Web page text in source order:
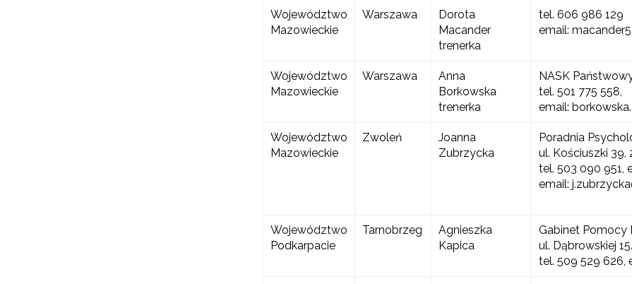
Województwo
Mazowieckie
Warszawa
Dorota
Macander
trenerka
tel. 606 986 129
email:
Województwo
Mazowieckie
Warszawa
Anna
Borkowska
trenerka
NASK
tel. 501 775 558,
email:
Województwo
Mazowieckie
Zwoleń
Joanna
Zubrzycka
Poradnia
ul. Kościuszki
tel. 503 090 951,
email:
Województwo
Podkarpacie
Tarnobrzeg
Agnieszka
Kapica
Gabinet Pomocy
ul. Dąbrowskiej
tel. 509 529 626,